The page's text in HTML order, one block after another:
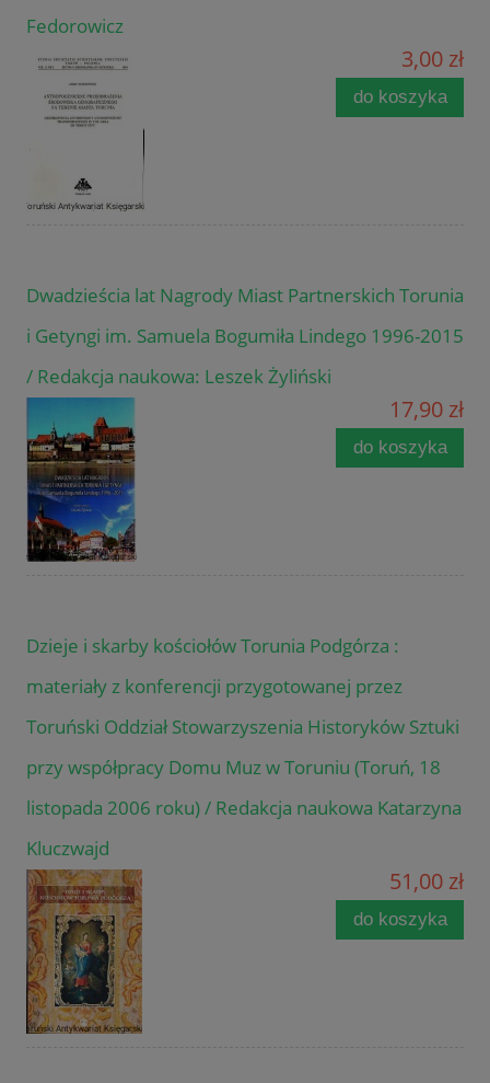
Fedorowicz
3,00 zł
do koszyka
Dwadzieścia lat Nagrody Miast Partnerskich Torunia
i Getyngi im. Samuela Bogumiła Lindego 1996-2015
/ Redakcja naukowa: Leszek Żyliński
17,90 zł
do koszyka
Dzieje i skarby kościołów Torunia Podgórza :
materiały z konferencji przygotowanej przez
Toruński Oddział Stowarzyszenia Historyków Sztuki
przy współpracy Domu Muz w Toruniu (Toruń, 18
listopada 2006 roku) / Redakcja naukowa Katarzyna
Kluczwajd
51,00 zł
do koszyka